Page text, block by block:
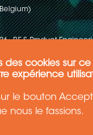
des cookies sur
expérience
le bouton
nous le fassions.
- P.E.S. Product
de protection des
générales de